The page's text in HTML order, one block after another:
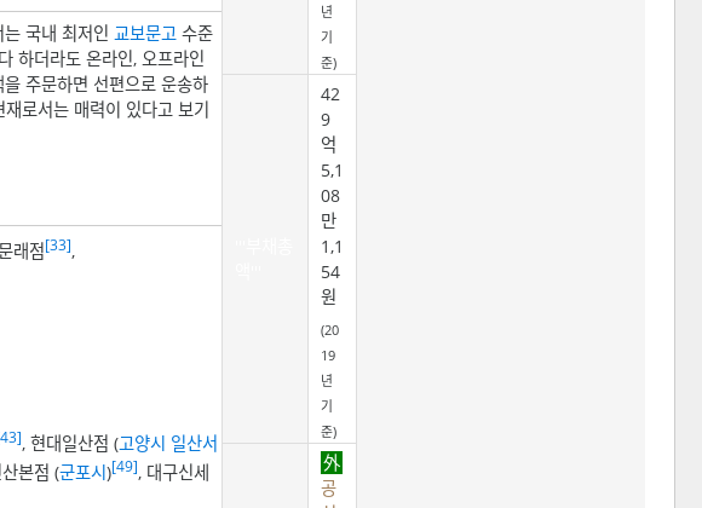
년
기
준)
42
9
억
5,1
08
만
1,1
54
원
(20
19
년
기
준)
공
국내 최저인 교보문고 수준
하더라도 온라인, 오프라인
주문하면 선편으로 운송하
로서는 매력이 있다고 보기
래점[33],
, 현대일산점 (고양시 일산서
본점 (군포시)[49], 대구신세